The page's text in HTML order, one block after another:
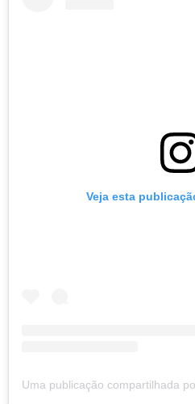
Veja esta